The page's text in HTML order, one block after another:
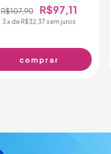
R$107,90
R$97,11
3 x de R$32,37 sem juros